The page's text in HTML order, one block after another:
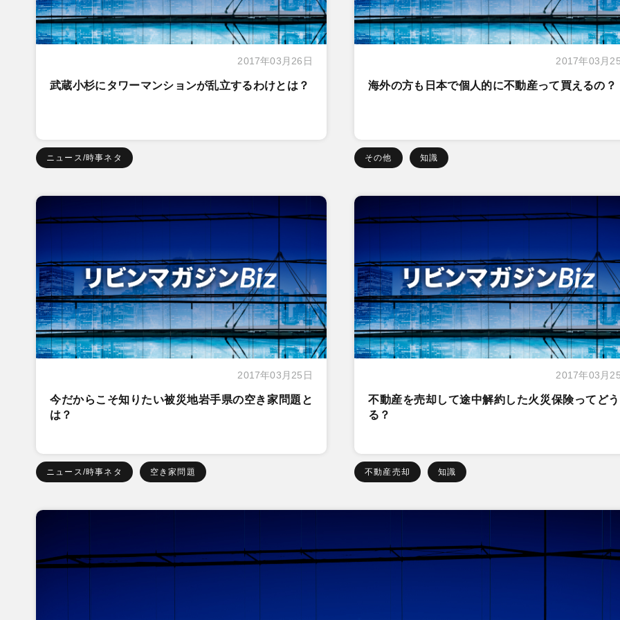
2017年03月26日
武蔵小杉にタワーマンションが乱立するわけとは？
ニュース/時事ネタ
2017年03月
海外の方も日本で個人的に不動産って買えるの？
その他 知識
2017年03月25日
今だからこそ知りたい被災地岩手県の空き家問題と
は？
ニュース/時事ネタ 空き家問題
2017年03月
不動産を売却して途中解約した火災保険ってど
る？
不動産売却 知識